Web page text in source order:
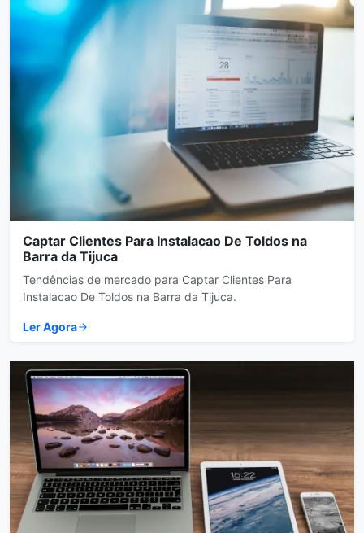
Captar Clientes Para Instalacao De Toldos na
Barra da Tijuca
Tendências de mercado para Captar Clientes Para
Instalacao De Toldos na Barra da Tijuca.
Ler Agora